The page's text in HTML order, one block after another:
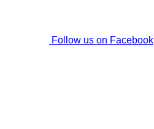
Follow us on Facebook